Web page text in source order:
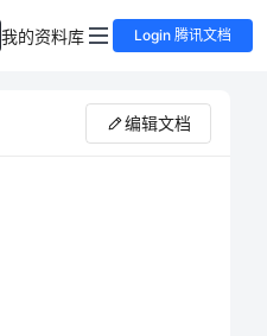
我的资料库 Login 腾讯文档
编辑文档